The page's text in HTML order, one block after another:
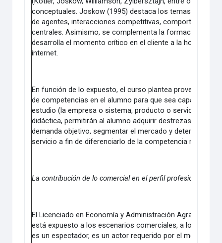
conceptuales. Joskow (1995) destaca los temas de
de agentes, interacciones competitivas,
centrales. Asimismo, se complementa la formación con
desarrolla el momento crítico en el cliente a la hora de
internet.
En función de lo expuesto, el curso plantea proveer un
de competencias en el alumno para que sea capaz de
estudio (la empresa o sistema, producto o servicio).
didáctica, permitirán al alumno adquirir destrezas para
demanda objetivo, segmentar el mercado y determinar
servicio a fin de diferenciarlo de la competencia
La contribución de lo comercial en el perfil profesional.
El Licenciado en Economía y Administración Agrarias, en
está expuesto a los escenarios comerciales, a los
es un espectador, es un actor requerido por el mercado